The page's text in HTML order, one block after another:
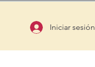
Iniciar sesión